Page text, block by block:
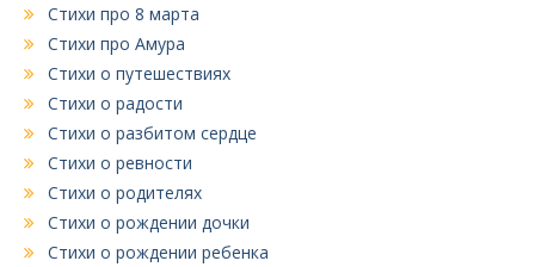
Стихи про 8 марта
Стихи про Амура
Стихи о путешествиях
Стихи о радости
Стихи о разбитом сердце
Стихи о ревности
Стихи о родителях
Стихи о рождении дочки
Стихи о рождении ребенка